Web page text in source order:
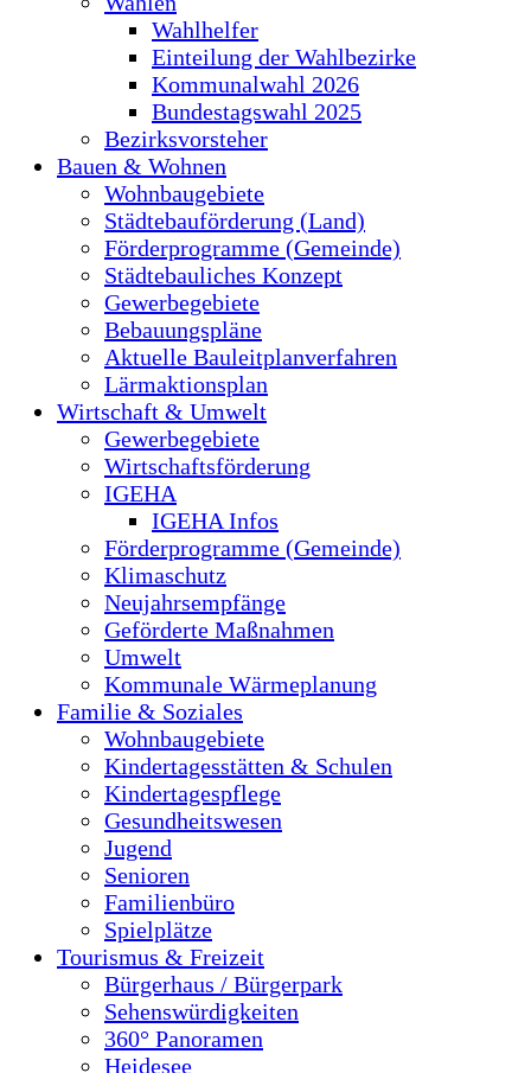
Wahlhelfer
Einteilung der Wahlbezirke
Kommunalwahl 2026
Bundestagswahl 2025
Bezirksvorsteher
Bauen & Wohnen
Wohnbaugebiete
Städtebauförderung (Land)
Förderprogramme (Gemeinde)
Städtebauliches Konzept
Gewerbegebiete
Bebauungspläne
Aktuelle Bauleitplanverfahren
Lärmaktionsplan
Wirtschaft & Umwelt
Gewerbegebiete
Wirtschaftsförderung
IGEHA
IGEHA Infos
Förderprogramme (Gemeinde)
Klimaschutz
Neujahrsempfänge
Geförderte Maßnahmen
Umwelt
Kommunale Wärmeplanung
Familie & Soziales
Wohnbaugebiete
Kindertagesstätten & Schulen
Kindertagespflege
Gesundheitswesen
Jugend
Senioren
Familienbüro
Spielplätze
Tourismus & Freizeit
Bürgerhaus / Bürgerpark
Sehenswürdigkeiten
360° Panoramen
Heidesee